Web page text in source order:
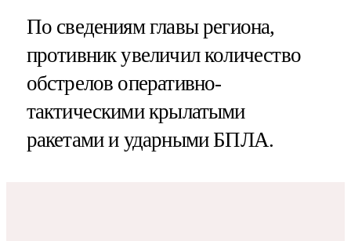
По сведениям главы региона,
противник увеличил количество
обстрелов оперативно-
тактическими крылатыми
ракетами и ударными БПЛА.